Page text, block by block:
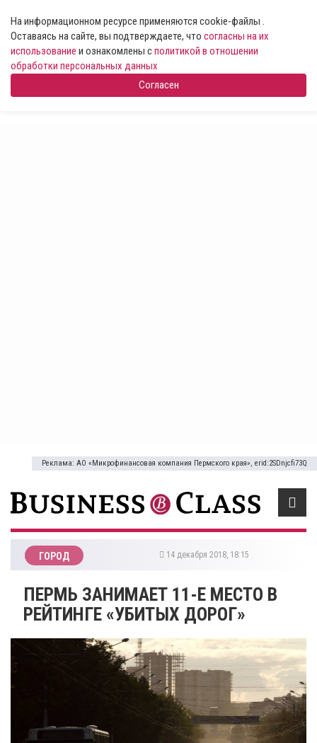
На информационном ресурсе применяются cookie-файлы .
Оставаясь на сайте, вы подтверждаете, что согласны на их
использование и ознакомлены сполитикой в отношении
обработки персональных данных
Согласен
Реклама: АО «Микрофинансовая компания Пермского края», erid:2SDnjcfi73Q
ГОРОД 14 декабря 2018, 18:15
ПЕРМЬ ЗАНИМАЕТ 11-Е МЕСТО В
РЕЙТИНГЕ «УБИТЫХ ДОРОГ»